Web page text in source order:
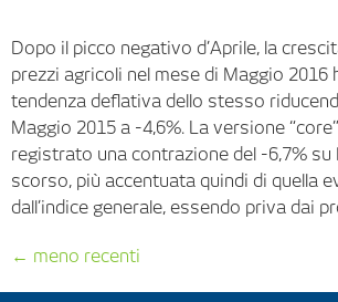
Dopo il picco negativo d’Aprile, la
prezzi agricoli nel mese di Maggio 2016
tendenza deflativa dello stesso
Maggio 2015 a -4,6%. La versione
registrato una contrazione del -6,7% su
scorso, più accentuata quindi di quella
dall’indice generale, essendo priva dai
← meno recenti